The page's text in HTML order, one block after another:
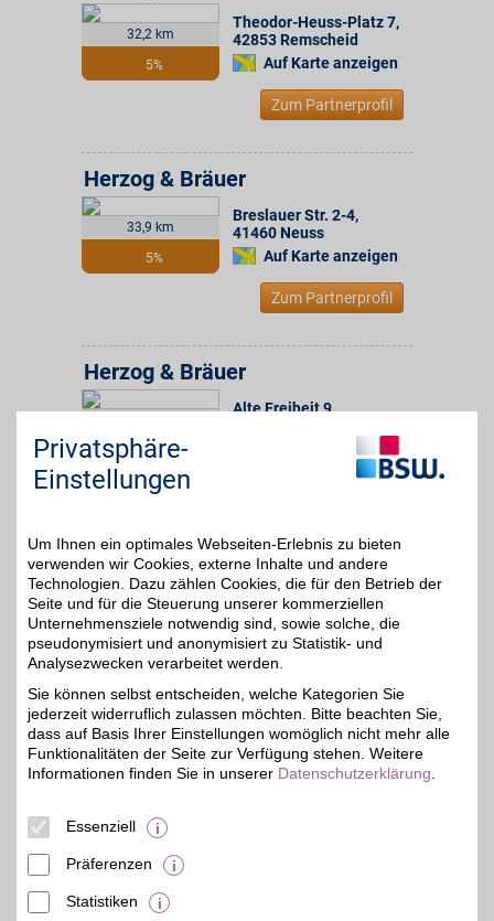
32,2 km
5%
Theodor-Heuss-Platz 7,
42853 Remscheid
Auf Karte anzeigen
Zum Partnerprofil
33,9 km
5%
Herzog & Bräuer
Breslauer Str. 2-4,
41460 Neuss
Auf Karte anzeigen
Zum Partnerprofil
5%
Herzog & Bräuer
Alte Freiheit 9,
44,3 km
5%
Herzog & Bräuer
Steinmüllerallee 5,
51643 Gummersbach
Auf Karte anzeigen
5%
Herzog & Bräuer
Privatsphäre-
Einstellungen
Um Ihnen ein optimales Webseiten-Erlebnis zu bieten
verwenden wir Cookies, externe Inhalte und andere
Technologien. Dazu zählen Cookies, die für den Betrieb der
Seite und für die Steuerung unserer kommerziellen
Unternehmensziele notwendig sind, sowie solche, die
pseudonymisiert und anonymisiert zu Statistik- und
Analysezwecken verarbeitet werden.
Sie können selbst entscheiden, welche Kategorien Sie
jederzeit widerruflich zulassen möchten. Bitte beachten Sie,
dass auf Basis Ihrer Einstellungen womöglich nicht mehr alle
Funktionalitäten der Seite zur Verfügung stehen. Weitere
Informationen finden Sie in unserer Datenschutzerklärung
Essenziell
Präferenzen
Statistiken